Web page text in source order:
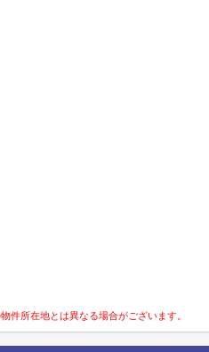
件所在地とは異なる場合がございます。